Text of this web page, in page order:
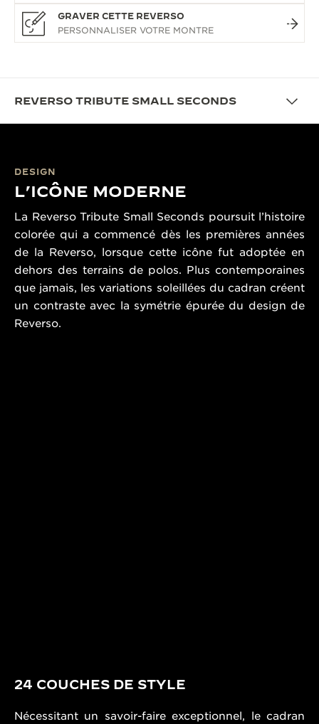
GRAVER CETTE REVERSO
REVERSO TRIBUTE SMALL SECONDS
DESIGN
L’ICÔNE MODERNE
La Reverso Tribute Small Seconds poursuit l’histoire
colorée qui a commencé dès les premières années
de la Reverso, lorsque cette icône fut adoptée en
dehors des terrains de polos. Plus contemporaines
que jamais, les variations soleillées du cadran créent
un contraste avec la symétrie épurée du design de
Reverso.
24 COUCHES DE STYLE
Nécessitant un savoir-faire exceptionnel, le cadran